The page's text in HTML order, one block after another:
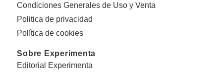
Condiciones Generales de Uso y Venta
Politica de privacidad
Política de cookies
Sobre Experimenta
Editorial Experimenta